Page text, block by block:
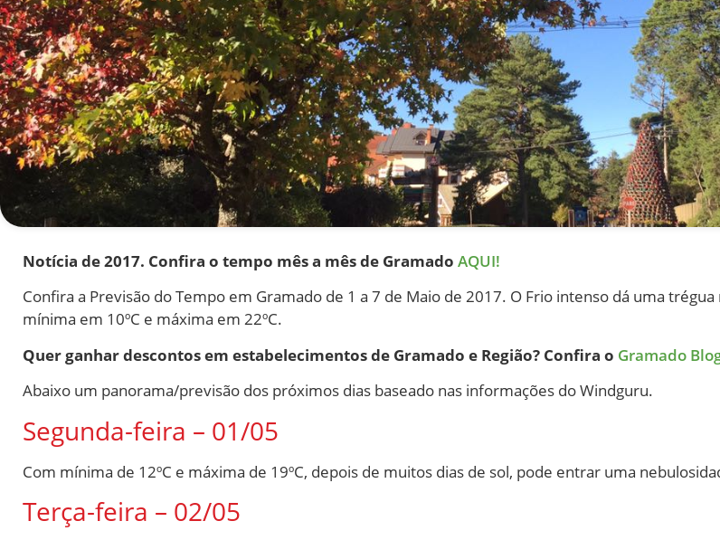
Notícia de 2017. Confira o tempo mês a mês de Gramado AQUI!
Confira a Previsão do Tempo em Gramado de 1 a 7 de Maio de 2017. O Frio intenso dá uma
mínima em 10ºC e máxima em 22ºC.
Quer ganhar descontos em estabelecimentos de Gramado e Região? Confira o Gramado
Abaixo um panorama/previsão dos próximos dias baseado nas informações do Windguru.
Segunda-feira – 01/05
Com mínima de 12ºC e máxima de 19ºC, depois de muitos dias de sol, pode entrar uma
Terça-feira – 02/05